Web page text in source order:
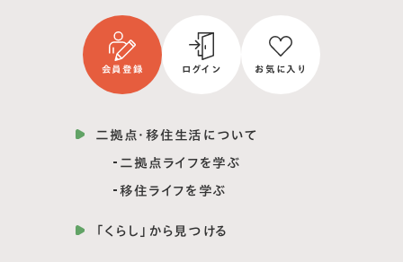
会員登録 ログイン お気に入り
二拠点・移住生活について
二拠点ライフを学ぶ
移住ライフを学ぶ
「くらし」から見つける